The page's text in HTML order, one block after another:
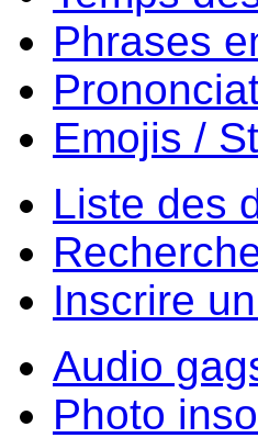
Phrases
Emojis /
Liste des
Inscrire
Audio
Photo